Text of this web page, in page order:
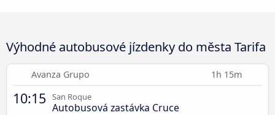
Výhodné autobusové jízdenky do města Tarifa
Avanza Grupo 1h 15m
10:15 San Roque
Autobusová zastávka Cruce